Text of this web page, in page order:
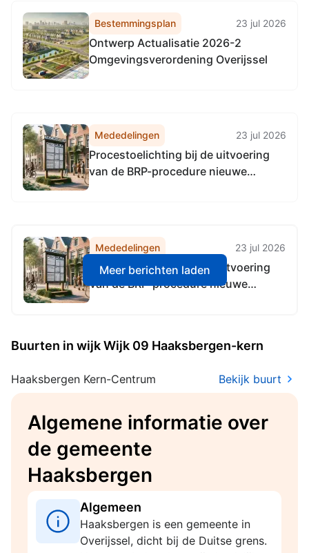
Bestemmingsplan 23 jul 2026
Ontwerp Actualisatie 2026-2
Omgevingsverordening Overijssel
Mededelingen 23 jul 2026
Procestoelichting bij de uitvoering
van de BRP-procedure nieuwe
Mededelingen 23 jul 2026
Procestoelichting bij de uitvoering
van de BRP-procedure nieuwe
Meer berichten laden
Buurten in wijk Wijk 09 Haaksbergen-kern
Haaksbergen Kern-Centrum Bekijk buurt
Algemene informatie over
de gemeente
Haaksbergen
Algemeen
Haaksbergen is een gemeente in
Overijssel, dicht bij de Duitse grens.